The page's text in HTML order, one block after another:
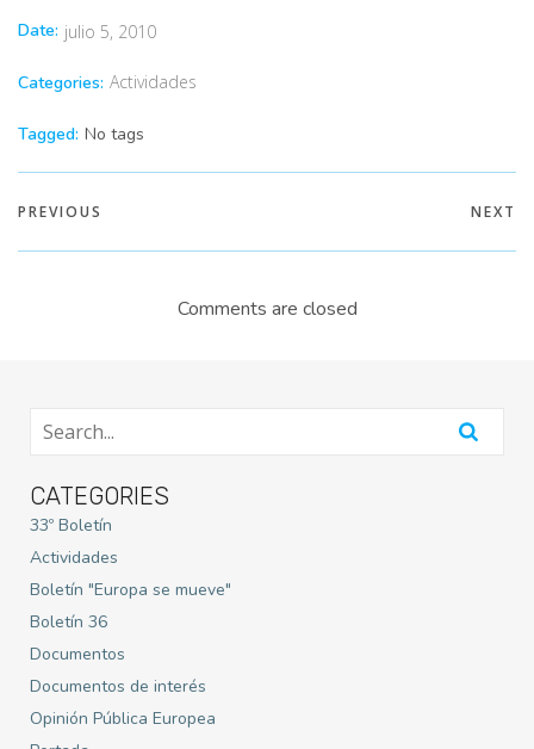
Date: julio 5, 2010
Categories: Actividades
Tagged: No tags
PREVIOUS NEXT
Comments are closed
CATEGORIES
33º Boletín
Actividades
Boletín "Europa se mueve"
Boletín 36
Documentos
Documentos de interés
Opinión Pública Europea